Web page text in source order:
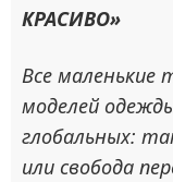
КРАСИВО»
Все маленькие
моделей
глобальных:
или свобода